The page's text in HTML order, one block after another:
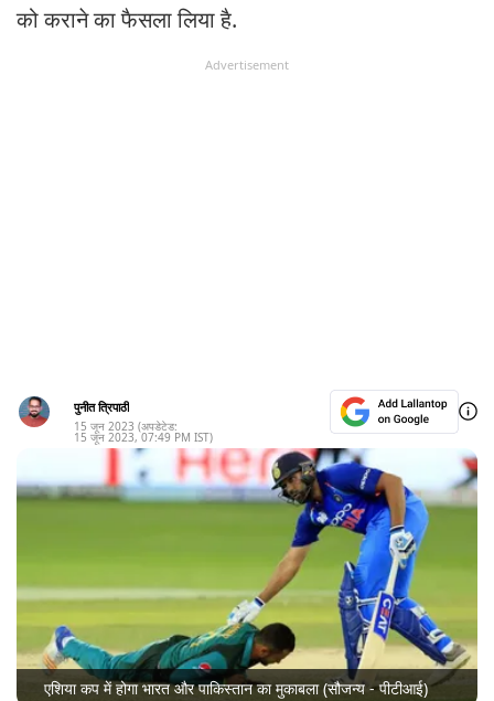
को कराने का फैसला लिया है.
Advertisement
पुनीत त्रिपाठी
15 जून 2023 (अपडेटेड:
15 जून 2023, 07:49 PM IST)
एशिया कप में होगा भारत और पाकिस्तान का मुकाबला (सौजन्य - पीटीआई)